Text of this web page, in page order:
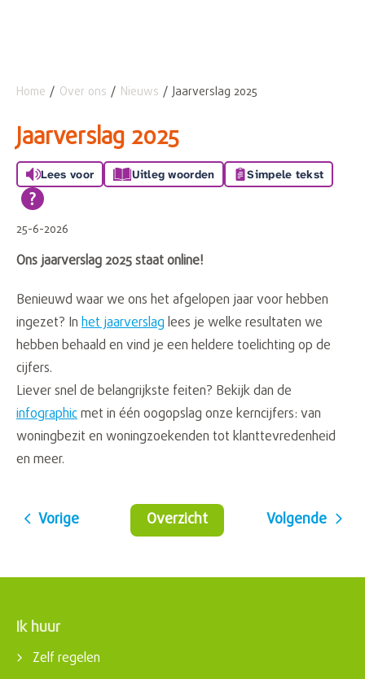
Naar hoofdinhoud
Naar hoofdnavigatiemenu
Naar zoeken
Home Over ons Nieuws Jaarverslag 2025
Jaarverslag 2025
Lees voor Uitleg woorden Simpele tekst
25-6-2026
Ons jaarverslag 2025 staat online!
Benieuwd waar we ons het afgelopen jaar voor hebben
ingezet? In het jaarverslag lees je welke resultaten we
hebben behaald en vind je een heldere toelichting op de
cijfers.
Liever snel de belangrijkste feiten? Bekijk dan de
infographicmet in één oogopslag onze kerncijfers: van
woningbezit en woningzoekenden tot klanttevredenheid
en meer.
Volgende
Overzicht
Vorige
Contactinformatie
Ik huur
Zelf regelen